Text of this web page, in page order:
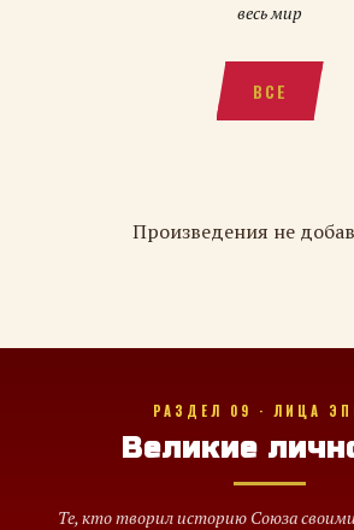
весь мир
ВСЕ
Произведения не
РАЗДЕЛ 09 · ЛИЦА
Великие
Те, кто творил историю Союза